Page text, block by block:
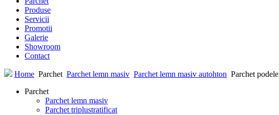
Produse
Servicii
Promotii
Galerie
Showroom
Contact
Home Parchet Parchet lemn masiv Parchet lemn masiv autohton Parchet
Parchet
Parchet lemn masiv
Parchet triplustratificat